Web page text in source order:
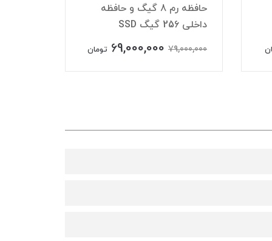
حافظه رم 8 گیگ و حافظه
داخلی 256 گیگ SSD
79,000,000
69,000,000 تومان